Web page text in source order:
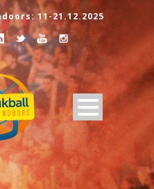
11-21.12.2025